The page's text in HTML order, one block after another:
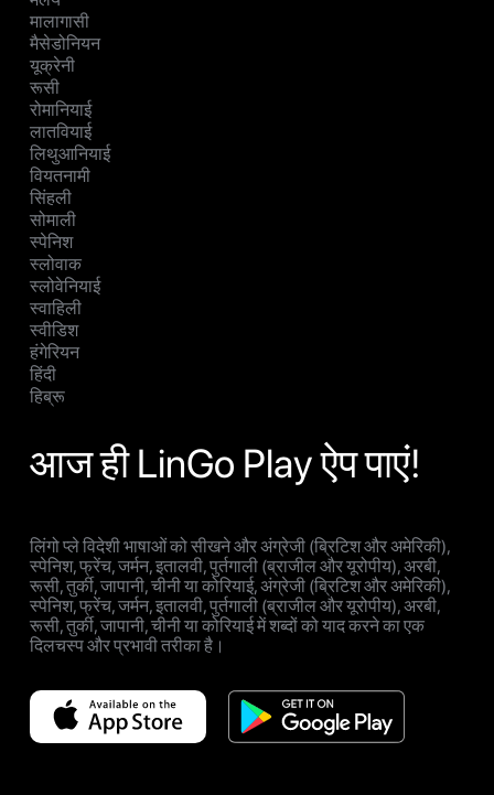
मालागासी
मैसेडोनियन
यूक्रेनी
रूसी
रोमानियाई
लातवियाई
लिथुआनियाई
वियतनामी
सिंहली
सोमाली
स्पेनिश
स्लोवाक
स्लोवेनियाई
स्वाहिली
स्वीडिश
हंगेरियन
हिंदी
हिब्रू
आज ही LinGo Play ऐप पाएं!
लिंगो प्ले विदेशी भाषाओं को सीखने और अंग्रेजी (ब्रिटिश और अमेरिकी),
स्पेनिश, फ्रेंच, जर्मन, इतालवी, पुर्तगाली (ब्राजील और यूरोपीय), अरबी,
रूसी, तुर्की, जापानी, चीनी या कोरियाई, अंग्रेजी (ब्रिटिश और अमेरिकी),
स्पेनिश, फ्रेंच, जर्मन, इतालवी, पुर्तगाली (ब्राजील और यूरोपीय), अरबी,
रूसी, तुर्की, जापानी, चीनी या कोरियाई में शब्दों को याद करने का एक
दिलचस्प और प्रभावी तरीका है।